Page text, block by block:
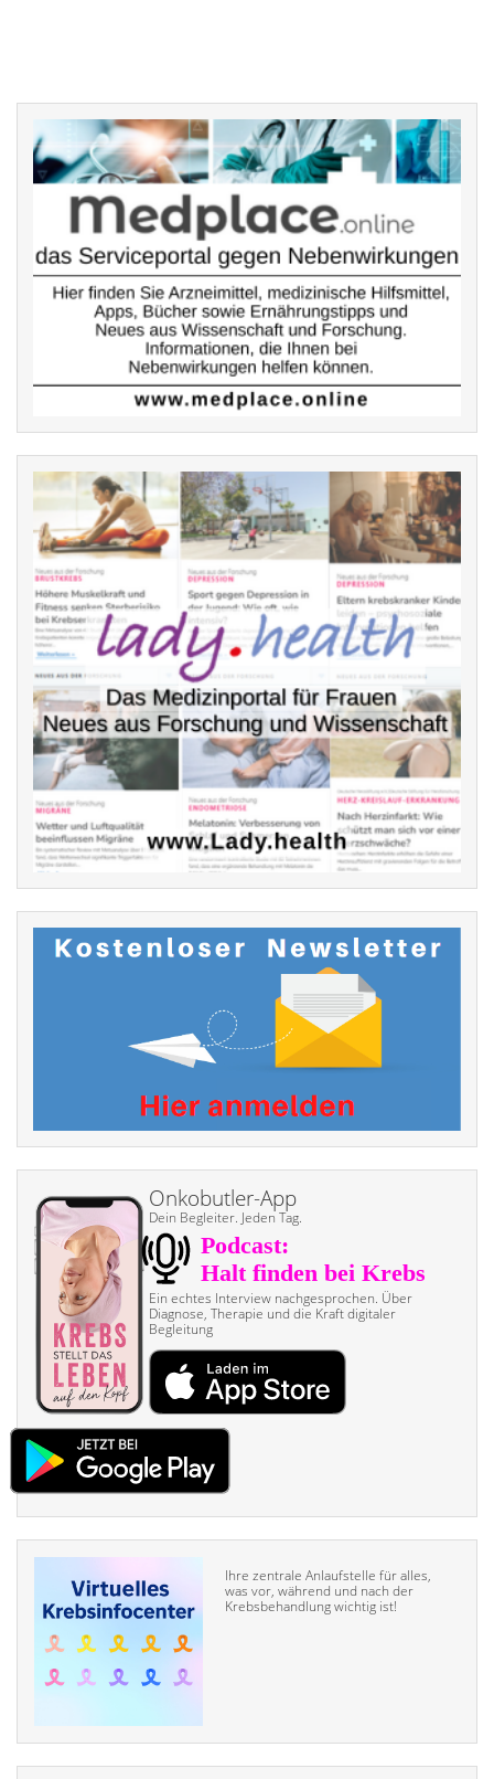
Onkobutler-App
Dein Begleiter. Jeden Tag.
Ein echtes Interview nach­gesprochen. Über
Diagnose, Therapie und die Kraft digitaler
Begleitung
Ihre zentrale Anlaufstelle für alles,
was vor, während und nach der
Krebsbehandlung wichtig ist!